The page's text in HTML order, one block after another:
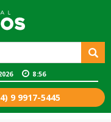
8:56
9 9917-5445